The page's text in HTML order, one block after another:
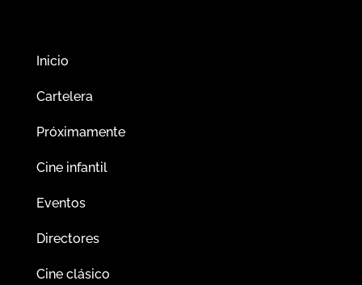
Inicio
Cartelera
Próximamente
Cine infantil
Eventos
Directores
Cine clásico